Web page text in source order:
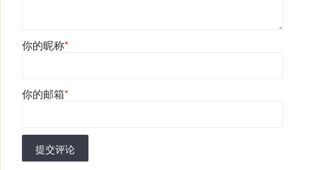
你的昵称*
你的邮箱*
提交评论